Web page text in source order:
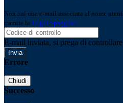
Non hai una e-mail associata al nome
tramite la Login Spaggiari
E-mail inviata, si prega di
Errore
Chiudi
Successo